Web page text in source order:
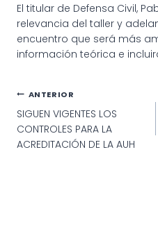
El titular de Defensa Civil,
relevancia del taller y
encuentro que será más
información teórica e
Navegación
de
entradas
ANTERIOR
SIGUEN VIGENTES LOS
CONTROLES PARA LA
ACREDITACIÓN DE LA AUH